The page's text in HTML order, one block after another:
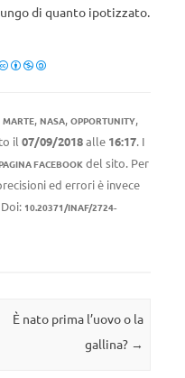
di quanto ipotizzato.
MARTE, NASA, OPPORTUNITY,
il 07/09/2018alle 16:17. I
FACEBOOK del sito. Per
ed errori è invece
Doi: 10.20371/INAF/2724-
È nato prima l’uovo o la
gallina? →